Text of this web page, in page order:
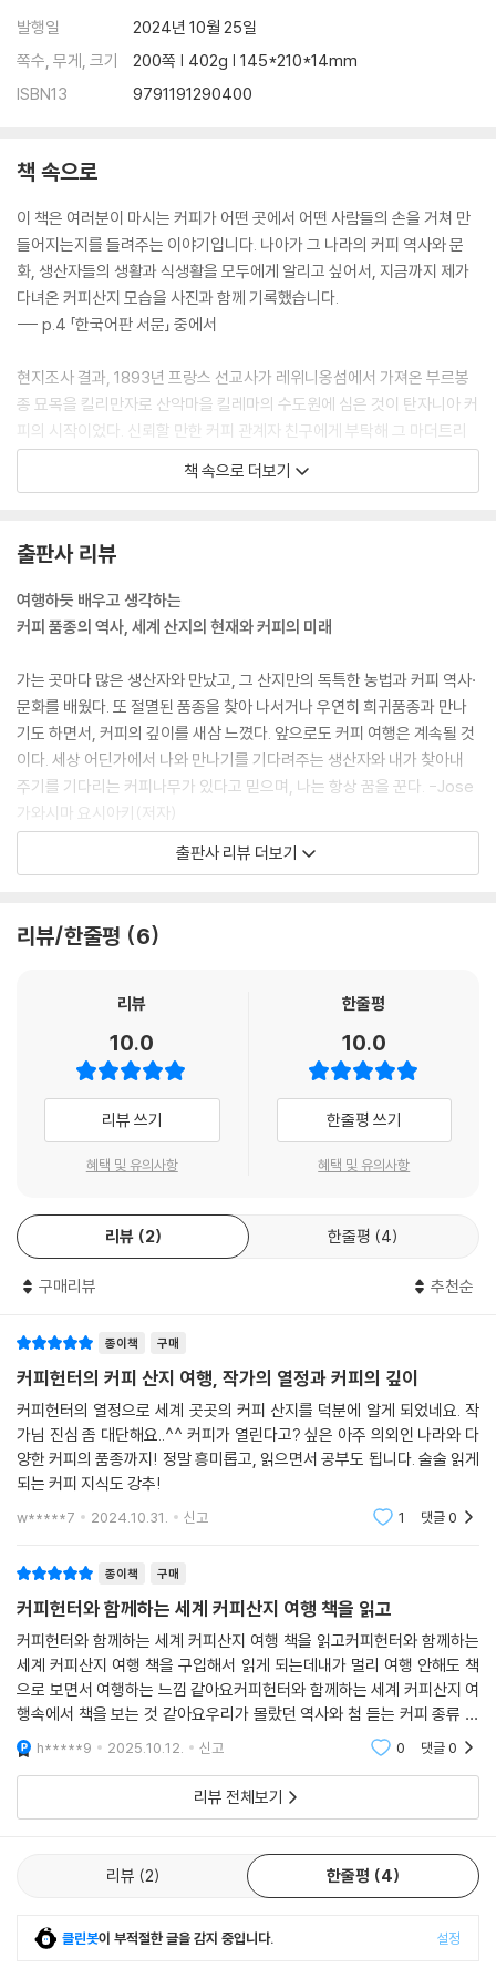
162 프로세스(정제방법)의 종류와 맛
164 결점두 구분방법과 맛에 끼치는 영향
170 커피의 ‘맛있음’이란 무엇인가?
174 농원 내의 문제들과 그 해결책
180 ‘커피의 2050년 문제’와 대책
184 커피에 관한 중요한 것들
188 부록 알아두면 좋은 커피 용어사전
195 마치며
196 역자후기
발행일
2024년 10월 25일
쪽수, 무게, 크기
200쪽 | 402g | 145*210*14mm
ISBN13
9791191290400
책 속으로
이 책은 여러분이 마시는 커피가 어떤 곳에서 어떤 사람들의 손을 거쳐 만
들어지는지를 들려주는 이야기입니다. 나아가 그 나라의 커피 역사와 문
화, 생산자들의 생활과 식생활을 모두에게 알리고 싶어서, 지금까지 제가
다녀온 커피산지 모습을 사진과 함께 기록했습니다.
--- p.4 「한국어판 서문」 중에서
현지조사 결과, 1893년 프랑스 선교사가 레위니옹섬에서 가져온 부르봉
종 묘목을 킬리만자로 산악마을 킬레마의 수도원에 심은 것이 탄자니아 커
피의 시작이었다. 신뢰할 만한 커피 관계자 친구에게 부탁해 그 마더트리
mother tree, 母樹를 찾아나섰다. 당시에는 킬레마가 킬리만자로 산악
부근에서 번영하던 마을이었던지, 매우 훌륭한 수도원이 남아있었다. 그리
--- p.29 「탄자니아」 중에서
르완다 정부는 녹병에 내성이 있고 많은 수확이 가능한 재배종을 심고자
했다. 하지만 나는 ‘내륙국가여서 육상 운임이 추가로 드는 데다 인지도마
저 낮은 르완다 커피가 다른 나라들과 같은 품종일 경우, 시장에서 먹히지
않는다. 르완다만의 특산품을 만들어야 한다’고 설득했다. 그리고 문헌과
역사를 뒤져서 마침내 결정한 것이 부르봉 미비리지라는 품종이었다. (…)
과거 독일인 선교사가 미비리지 교회 뒤뜰에 심은 커피의 품질이 매우 좋
아서, 품종 이름으로 채택되었다는 것이다. 특산품으로서 그 이상의 조건
은 없었다.
--- p.33 「르완다」 중에서
숲속으로 더 들어가니 야생으로 살아남은 마스카로코페아가 있었다. 이때
친 것을 계기로, 커피업계에서 나는 ‘커피헌터’라고 불리게 되었다.
베트남 중앙 고지대에 있는 서고지농림과학기술연구소WASI를 방문해 종
의 관리와 재배기술 관련 설명을 들었다. 거기서 고수확의 이유를 알게 되
었고 이를 실행하는 농민들에게도 놀라움을 금할 수 없었다. 나무가 다른
7개 타입의 로부스타가 정연하게 구획에 맞추어 심겨 있었던 것이다. 그것
도 전정(가지치기)한 낮은 나무들로, 줄기가 많이 나온 상태의 신기한 광
경이었다.
--- p.68 「베트남’중에서
고도 2,000m 고지대 있는 복숭아밭을 보았을 때, 나는 나도 모르게 제안
했다. “여기에 커피를 심읍시다. 이 밭이라면 뛰어난 밀도의 단단한 커피가
만들어질 것입니다.” 마리오가 대답했다. “기온이 낮아서 리스크가 있는
게 말한다면 최고로 맛있는 커피가 만들어질 게 분명해요. 해보죠!”당시
하지 않았다.
--- p.105 「과테말라」 중에서
유전자 연구부서에서는 이 정원에 심긴 마라고지페와 엘살바도르에서 자
란 부르봉 돌연변이종 ‘파카스’ 간 인공교배종을 만드는 실험을 진행했다.
유전자 연구부서에서 연수를 받던 나 역시 이 교배실험에 참여했다. 그것
각별한 추억이 서린 품종이다.
--- p.114 「엘살바도르」 중에서
책 속으로 더보기
출판사 리뷰
여행하듯 배우고 생각하는
커피 품종의 역사, 세계 산지의 현재와 커피의 미래
가는 곳마다 많은 생산자와 만났고, 그 산지만의 독특한 농법과 커피 역사·
문화를 배웠다. 또 절멸된 품종을 찾아 나서거나 우연히 희귀품종과 만나
기도 하면서, 커피의 깊이를 새삼 느꼈다. 앞으로도 커피 여행은 계속될 것
이다. 세상 어딘가에서 나와 만나기를 기다려주는 생산자와 내가 찾아내
주기를 기다리는 커피나무가 있다고 믿으며, 나는 항상 꿈을 꾼다. -Jose
가와시마 요시아키(저자)
이 책에는 커피헌터로서 그가 거쳐온 지난 50여 년의 여정과 경험들이 압
합니다. 더불어 이렇게 생생한 커피산지 이야기를 한국의 커피인들과 공유
지구 82바퀴를 누비다
전 세계 커피 수출국에서 일본으로 부임하는 외교관들이 도쿄에 도착하자
마자 찾는 인물은 총리나 외무대신이 아니다. 약속이나 한 듯 그들이 가장
먼저 만남을 청하는 인물은 바로 호세Jseo 가와시마 요시아키 씨. 커피 연
으로 더 유명한 인물이다. 지난 50년간 전 세계 산지를 누비며 산지별 품종
선택 및 지속 가능한 농법을 계몽해 온 그의 지원 여부에 따라 자국 산업의
명운이 달라지기 때문이다. 특히 마다가스카르 밀림에 묻혀있던 고유종 마
스카로코페아를 재발견해 보전하고, 르완다에서 ‘부르봉 미비리지’ 클론을
아내 명맥이 끊겼던 레위니옹섬의 커피 산업을 부활시킨 일은 전 세계 커
피인들 사이에서 전설처럼 회자되는 그의 업적이다.
《커피헌터와 함께하는 세계 커피산지 여행》 바로 그 사람 JOSE 가와시마
씨가 지난 50여 년간 방문해 온 세계 커피산지 이야기를 들려주는 책이다.
아프리카와 중동, 아시아와 태평양 건너 북미, 중남미와 카리브해 국가들
까지…. 책 속에는 저자가 몇 년씩 정주하면서 손수 커피 산업을 일구어낸
나라부터 수십 차례 드나들며 품종 및 재배법을 지도해온 곳, 현실적 여건
들의 일상이 수백 컷의 사진과 함께 소개된다.
고등학교를 졸업하던 1975년 1월, 열아홉 살 청년 가와시마 요시아키가
당시 커피 선진국이던 엘살바도르로 유학을 떠난 건 시즈오카에서 커피 로
스팅 하우스를 운영하는 부모님의 가업을 잇기 위해서였다. 그러나 그에게
는 라틴의 물이 잘 맞았던지 부모님 몰래 다니던 학교를 휴학하고 엘살바
도르 국립커피연구소에 들어가 커피 품종과 재배법을 연구하는 일에 푹 빠
가와시마 씨의 커피 인생에는 화려한 날개가 펼쳐졌다.
천성이 바지런하고 호기심 넘치던 그는 도착한 지 얼마 되지 않은 시기부
터 시간 날 때마다 인접한 중남미 국가들로 커피 여행을 떠났다. 과테말라
와 니카라과, 멕시코를 드나들던 그는 조금씩 활동반경을 넓혀 아프리카와
중동, 아시아 산지로 날아가 현지 농부들과 함께 먹고 자며 커피 품종 선택
및 재배, 정제에 관한 지식을 전수했다. 탄자니아에 가서는 킬리만자로 산
출판사 리뷰 더보기
리뷰/한줄평 6
리뷰
10.0
리뷰 쓰기
혜택 및 유의사항
한줄평
10.0
한줄평 쓰기
혜택 및 유의사항
리뷰 2 한줄평 4
구매리뷰 추천순
종이책 구매
커피헌터의 커피 산지 여행, 작가의 열정과 커피의 깊이
커피헌터의 열정으로 세계 곳곳의 커피 산지를 덕분에 알게 되었네요. 작
가님 진심 좀 대단해요..^^ 커피가 열린다고? 싶은 아주 의외인 나라와 다
양한 커피의 품종까지! 정말 흥미롭고, 읽으면서 공부도 됩니다. 술술 읽게
되는 커피 지식도 강추!
w*****7 2024.10.31. 신고 1 댓글0
종이책 구매
커피헌터와 함께하는 세계 커피산지 여행 책을 읽고
커피헌터와 함께하는 세계 커피산지 여행 책을 읽고커피헌터와 함께하는
세계 커피산지 여행 책을 구입해서 읽게 되는데내가 멀리 여행 안해도 책
으로 보면서 여행하는 느낌 같아요커피헌터와 함께하는 세계 커피산지 여
행속에서 책을 보는 것 같아요우리가 몰랐던 역사와 첨 듣는 커피 종류 하
고 같이 많은 공부를 한 듯싶네요여러 나라에서 나온 커피 원두와 어떻게
생산한지도 책속에
h*****9 2025.10.12. 신고 0 댓글0
리뷰 전체보기
리뷰 2 한줄평 4
클린봇이 부적절한 글을 감지 중입니다. 설정